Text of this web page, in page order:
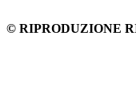
© RIPRODUZIONE